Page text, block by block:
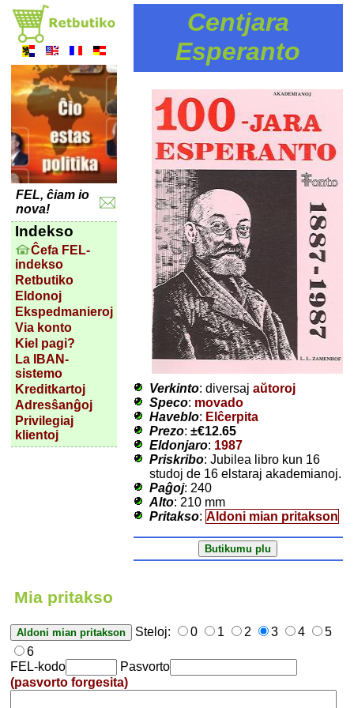
FEL, ĉiam io
nova!
Indekso
Ĉefa FEL-
indekso
Retbutiko
Eldonoj
Ekspedmanieroj
Via konto
Kiel pagi?
La IBAN-
sistemo
Kreditkartoj
Adresŝanĝoj
Privilegiaj
klientoj
Centjara
Esperanto
Verkinto: diversaj aŭtoroj
Speco: movado
Haveblo: Elĉerpita
Prezo: ±€12.65
Eldonjaro: 1987
Priskribo: Jubilea libro kun 16
studoj de 16 elstaraj akademianoj.
Paĝoj: 240
Alto: 210 mm
Pritakso: Aldoni mian pritakson
Mia pritakso
Steloj: 0 1 2 3 4
5
6
FEL-kodo
Pasvorto
(pasvorto forgesita)